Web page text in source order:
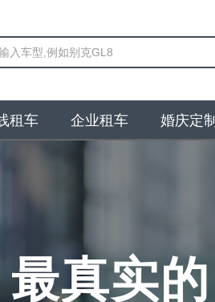
租车 企业租车 婚庆定制
最真实的